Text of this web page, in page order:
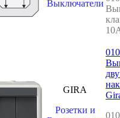
Выключатели
GIRA
Розетки и